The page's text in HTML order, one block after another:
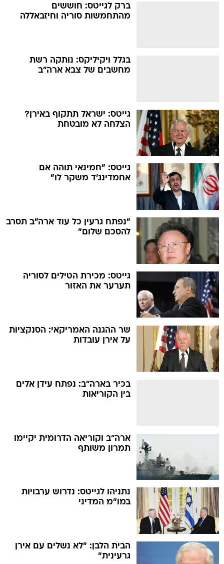
ברק לגייטס: חוששים
מהתחמשות סוריה וחיזבאללה
בגלל ויקיליקס: נותקה רשת
מחשבים של צבא ארה"ב
גייטס: ישראל תתקוף באירן?
הצלחה לא מובטחת
גייטס: "חמינאי תוהה אם
אחמדינג'ד משקר לו"
"נפתח גרעין כל עוד ארה"ב תסרב
להסכם שלום"
גייטס: מכירת הטילים לסוריה
תערער את האזור
שר ההגנה האמריקאי: הסנקציות
על אירן עובדות
בכיר בארה"ב: נפתח עידן אלים
בין הקוריאות
ארה"ב וקוריאה הדרומית יקיימו
תמרון משותף
נתניהו לגייטס: נדרוש ערבויות
במו"מ המדיני
הבית הלבן: "לא נשלים עם אירן
גרעינית"